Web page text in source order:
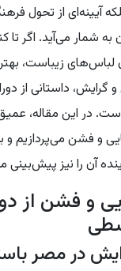
آیینه‌ای از تحول
شمار می‌آید. اگر تا
زیباست، بهتر
داستانی از
در این مقاله،
و فشن می‌پردازیم و
آن را نیز پیش‌بینی
و فشن از
در مصر